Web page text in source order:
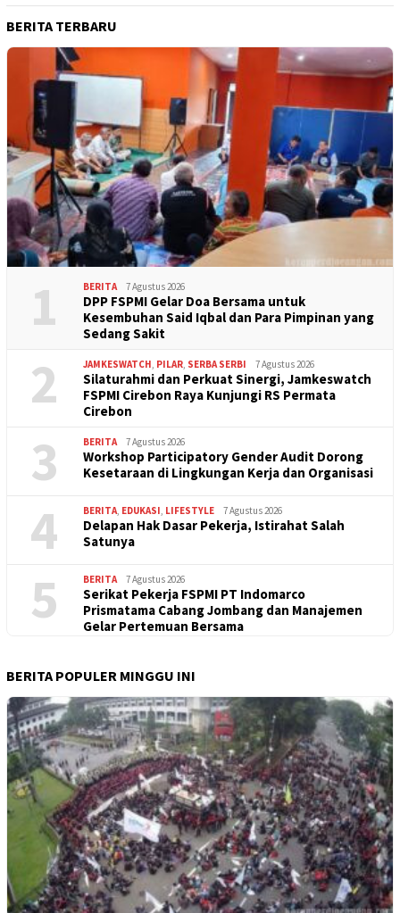
BERITA TERBARU
1 BERITA 7 Agustus 2026
DPP FSPMI Gelar Doa Bersama untuk
Kesembuhan Said Iqbal dan Para Pimpinan yang
Sedang Sakit
2 JAMKESWATCH, PILAR, SERBA SERBI 7 Agustus 2026
Silaturahmi dan Perkuat Sinergi, Jamkeswatch
FSPMI Cirebon Raya Kunjungi RS Permata
Cirebon
3 BERITA 7 Agustus 2026
Workshop Participatory Gender Audit Dorong
Kesetaraan di Lingkungan Kerja dan Organisasi
4 BERITA, EDUKASI, LIFESTYLE 7 Agustus 2026
Delapan Hak Dasar Pekerja, Istirahat Salah
Satunya
5 BERITA 7 Agustus 2026
Serikat Pekerja FSPMI PT Indomarco
Prismatama Cabang Jombang dan Manajemen
Gelar Pertemuan Bersama
BERITA POPULER MINGGU INI